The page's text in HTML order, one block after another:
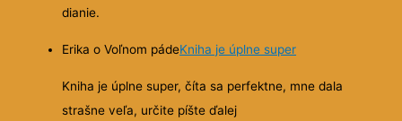
dianie.
Erika o Voľnom pádeKniha je úplne super
Kniha je úplne super, číta sa perfektne, mne dala
strašne veľa, určite píšte ďalej